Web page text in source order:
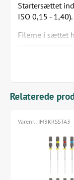
Startersættet
ISO 0,15 - 1,40).
Filerne i sættet
31 mm
Ni-Ti K-
urets retning.
K-Reamers
1 fil af hver
(i alt 54 stk.)
Længde:
Relaterede
Varenr.: IM3KRSSTA3